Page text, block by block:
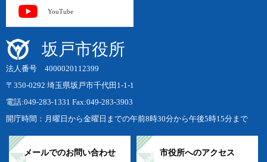
YouTube
坂戸市役所
法人番号 4000020112399
〒350-0292 埼玉県坂戸市千代田1-1-1
電話:049-283-1331 Fax:049-283-3903
開庁時間：月曜日から金曜日までの午前8時30分から午後5時15分まで
メールでのお問い合わせ 市役所へのアクセス